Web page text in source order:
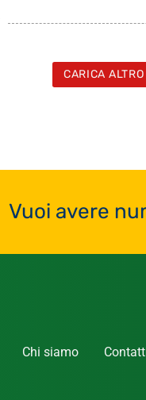
CARICA ALTRO
Vuoi avere
Chi siamo